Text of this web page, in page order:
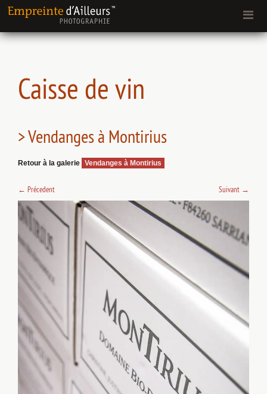
Caisse de vin
> Vendanges à Montirius
Retour à la galerie Vendanges à Montirius
← Précedent Suivant →